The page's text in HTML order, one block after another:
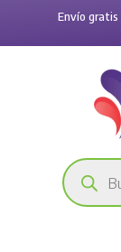
Envío gratis
de